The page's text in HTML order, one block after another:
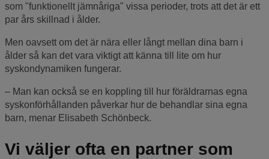
som "funktionellt jämnåriga" vissa perioder, trots att det är ett
par års skillnad i ålder.
Men oavsett om det är nära eller långt mellan dina barn i
ålder så kan det vara viktigt att känna till lite om hur
syskondynamiken fungerar.
– Man kan också se en koppling till hur föräldrarnas egna
syskonförhållanden påverkar hur de behandlar sina egna
barn, menar Elisabeth Schönbeck.
Vi väljer ofta en partner som